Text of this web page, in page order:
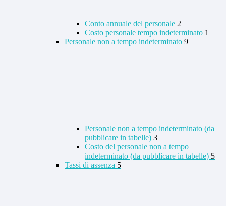
Conto annuale del personale 2
Costo personale tempo indeterminato 1
Personale non a tempo indeterminato 9
Personale non a tempo indeterminato (da
pubblicare in tabelle) 3
Costo del personale non a tempo
indeterminato (da pubblicare in tabelle) 5
Tassi di assenza 5